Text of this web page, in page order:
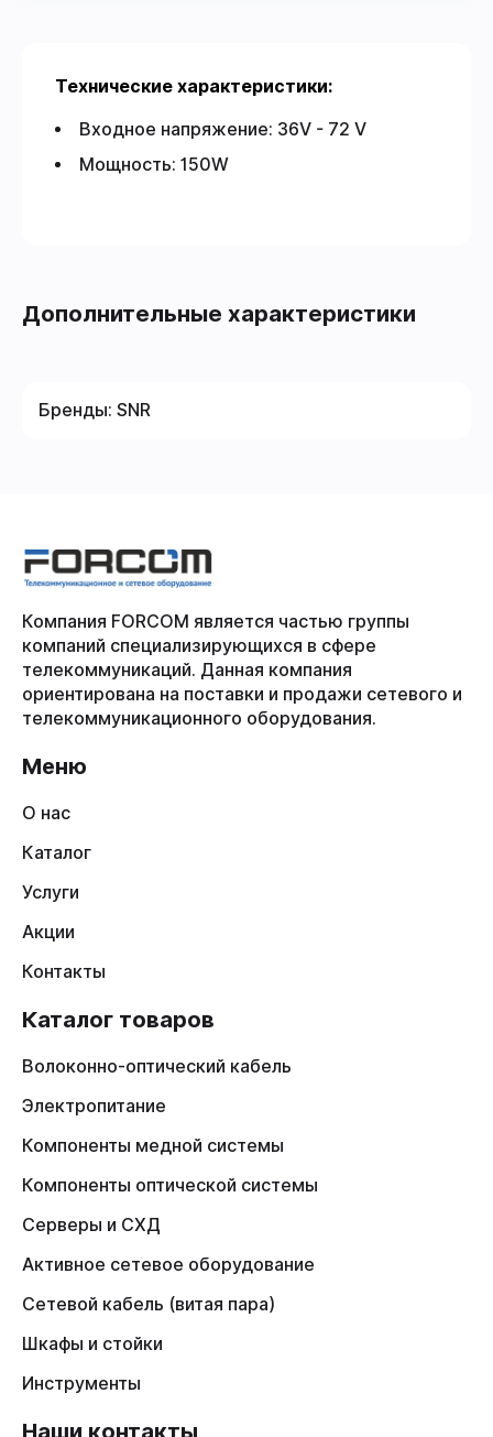
Технические характеристики:
Входное напряжение: 36V - 72 V
Мощность: 150W
Дополнительные характеристики
Бренды: SNR
Компания FORCOM является частью группы
компаний специализирующихся в сфере
телекоммуникаций. Данная компания
ориентирована на поставки и продажи сетевого и
телекоммуникационного оборудования.
Меню
О нас
Каталог
Услуги
Акции
Контакты
Каталог товаров
Волоконно-оптический кабель
Электропитание
Компоненты медной системы
Компоненты оптической системы
Серверы и СХД
Активное сетевое оборудование
Сетевой кабель (витая пара)
Шкафы и стойки
Инструменты
Наши контакты